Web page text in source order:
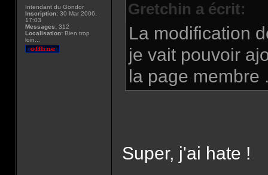
Intendant du Gondor
Inscription: 30 Mar 2006,
17:03
Messages: 312
Localisation: Bien trop
loin...
Gretchin a écrit:
La modification
je vait pouvoir
la page membre
Super, j'ai hate !